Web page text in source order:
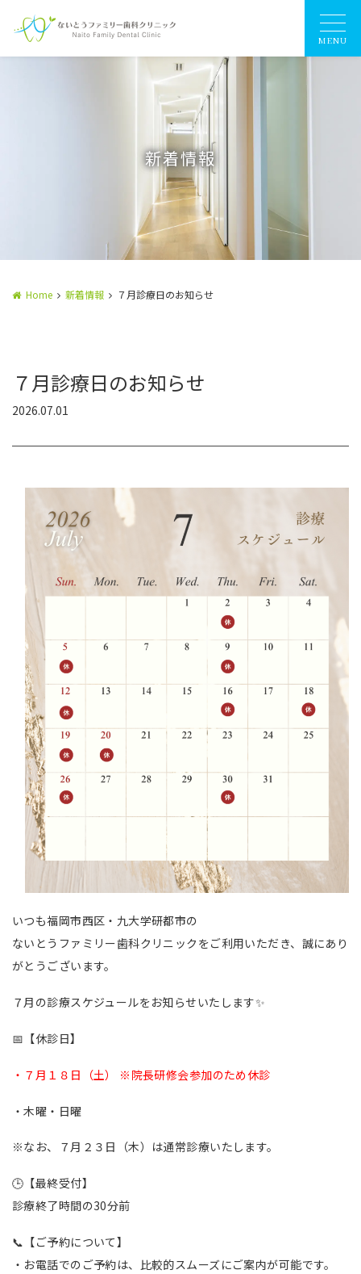
MENU
新着情報
Home 新着情報 ７月診療日のお知らせ
７月診療日のお知らせ
2026.07.01
いつも福岡市西区・九大学研都市の
ないとうファミリー歯科クリニックをご利用いただき、誠にあり
がとうございます。
７月の診療スケジュールをお知らせいたします✨
📅【休診日】
・７月１８日（土） ※院長研修会参加のため休診
・木曜・日曜
※なお、７月２３日（木）は通常診療いたします。
🕒【最終受付】
診療終了時間の30分前
📞【ご予約について】
・お電話でのご予約は、比較的スムーズにご案内が可能です。